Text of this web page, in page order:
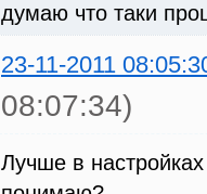
думаю что таки
23-11-2011
08:07:34)
Лучше в